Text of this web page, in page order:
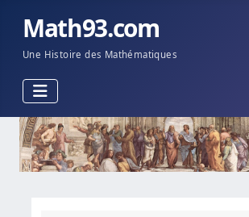
Math93.com
Une Histoire des Mathématiques